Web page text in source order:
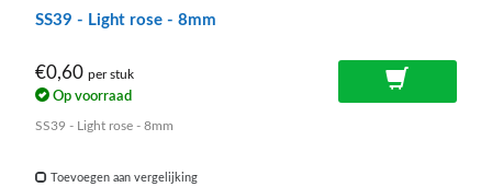
SS39 - Light rose - 8mm
€0,60 per stuk
Op voorraad
SS39 - Light rose - 8mm
Toevoegen aan vergelijking